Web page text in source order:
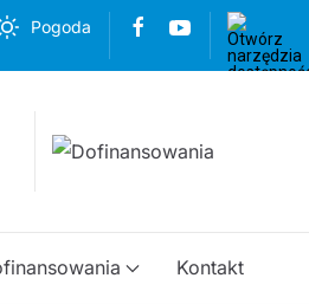
Pogoda
Kontakt